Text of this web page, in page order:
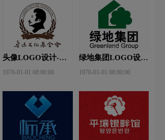
头像LOGO设计-鲁
计
1970-01-01 08:00:00
绿地集团LOGO设
logo设计
1970-01-01 08:00:00